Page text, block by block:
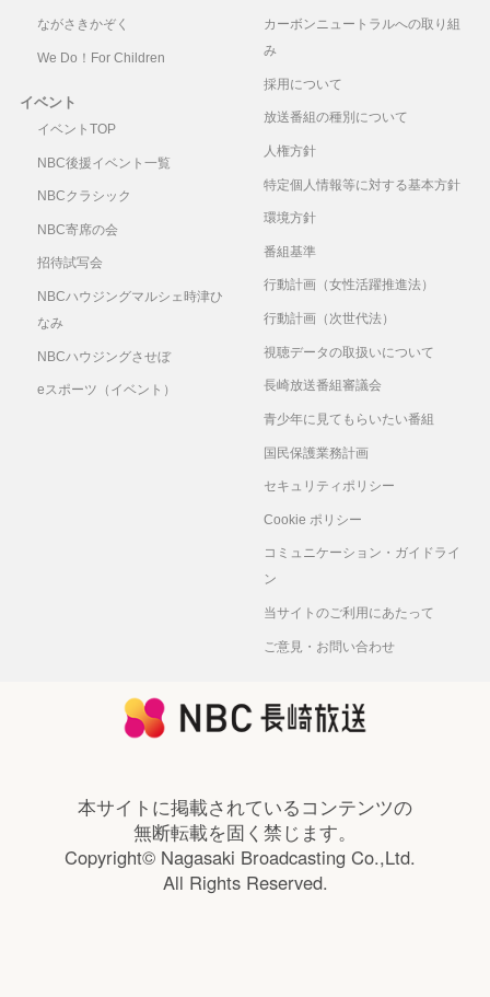
ながさきかぞく
We Do！For Children
イベント
イベントTOP
NBC後援イベント一覧
NBCクラシック
NBC寄席の会
招待試写会
NBCハウジングマルシェ時津ひ
なみ
NBCハウジングさせぼ
eスポーツ（イベント）
カーボンニュートラルへの取り組
み
採用について
放送番組の種別について
人権方針
特定個人情報等に対する基本方針
環境方針
番組基準
行動計画（女性活躍推進法）
行動計画（次世代法）
視聴データの取扱いについて
長崎放送番組審議会
青少年に見てもらいたい番組
国民保護業務計画
セキュリティポリシー
Cookie ポリシー
コミュニケーション・ガイドライ
ン
当サイトのご利用にあたって
ご意見・お問い合わせ
本サイトに掲載されているコンテンツの
無断転載を固く禁じます。
Copyright© Nagasaki Broadcasting Co.,Ltd.
All Rights Reserved.